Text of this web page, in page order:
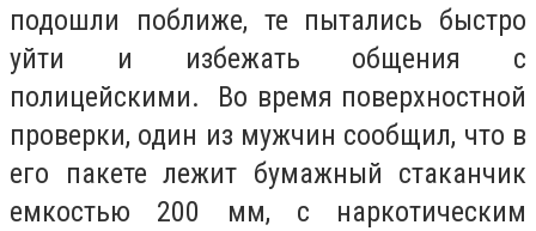
подошли поближе, те пытались быстро
уйти и избежать общения с
полицейскими. Во время поверхностной
проверки, один из мужчин сообщил, что в
его пакете лежит бумажный стаканчик
емкостью 200 мм, с наркотическим